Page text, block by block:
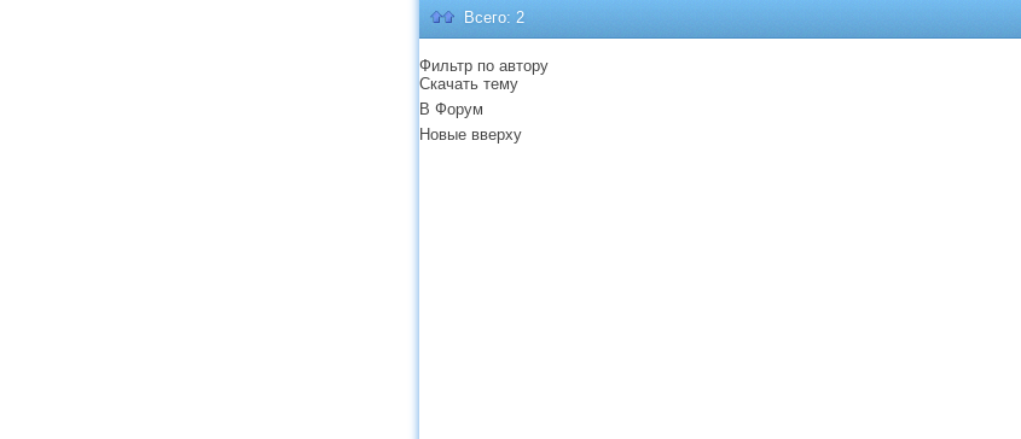
Всего: 2
Фильтр по автору
Скачать тему
В Форум
Новые вверху